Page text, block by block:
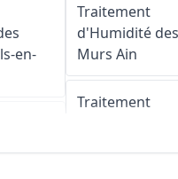
en-
Traitement
d'Humidité des
Murs Ain
Traitement